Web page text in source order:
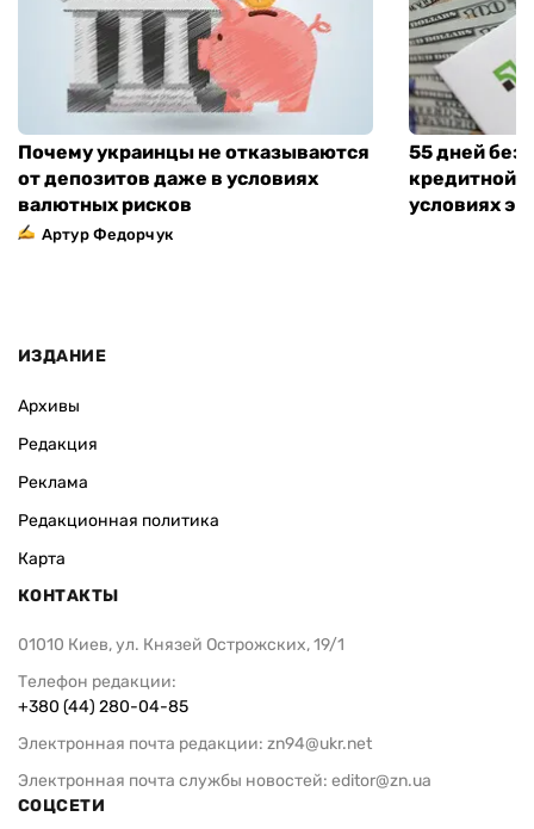
Почему украинцы не отказываются
от депозитов даже в условиях
валютных рисков
Артур Федорчук
55 дней без
кредитной
условиях
ИЗДАНИЕ
Архивы
Редакция
Реклама
Редакционная политика
Карта
КОНТАКТЫ
01010 Киев, ул. Князей Острожских, 19/1
Телефон редакции:
+380 (44) 280-04-85
Электронная почта редакции: zn94@ukr.net
Электронная почта службы новостей: editor@zn.ua
СОЦСЕТИ